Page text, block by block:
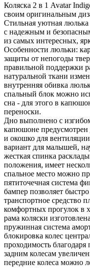
Коляска 2 в 1 Avatar
своим оригинальным
Стильная уютная люлька
с надежным и
из самых интересных,
Особенности люльки:
защиты от непогоды
правильной поддержки
натуральной ткани
внутренняя обивка
спальный блок можно
сна - для этого в
переноски.
Дно выполнено с
капюшоне предусмотрен
и окошко для
вариант для малышей,
жесткая спинка
положения, имеет
спальное место можно
пятиточечная система
бампер позволяет
транспортное средство
комфортных прогулок в
рама коляски
пружинная система
блокировка колес
проходимость
задним колесам
передние колеса можно